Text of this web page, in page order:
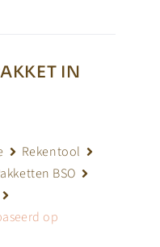
IN
Rekentool
BSO
op